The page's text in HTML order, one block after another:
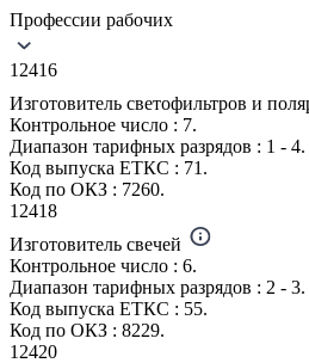
Профессии рабочих
12416
Изготовитель светофильтров и
Контрольное число : 7.
Диапазон тарифных разрядов : 1 - 4.
Код выпуска ЕТКС : 71.
Код по ОКЗ : 7260.
12418
Изготовитель свечей
Контрольное число : 6.
Диапазон тарифных разрядов : 2 - 3.
Код выпуска ЕТКС : 55.
Код по ОКЗ : 8229.
12420